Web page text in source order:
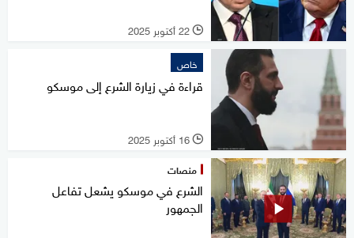
l 22 أكتوبر 2025
خاص
قراءة في زيارة الشرع إلى موسكو
l 16 أكتوبر 2025
منصات
الشرع في موسكو يشعل تفاعل
الجمهور